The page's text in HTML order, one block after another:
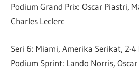
Podium Grand Prix: Oscar Piastri,
Charles Leclerc
Seri 6: Miami, Amerika Serikat, 2-
Podium Sprint: Lando Norris,